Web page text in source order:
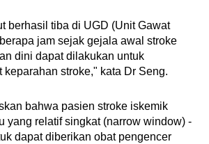
berhasil tiba di UGD (Unit Gawat
jam sejak gejala awal stroke
dini dapat dilakukan untuk
keparahan stroke," kata Dr Seng.
bahwa pasien stroke iskemik
yang relatif singkat (narrow window) -
dapat diberikan obat pengencer